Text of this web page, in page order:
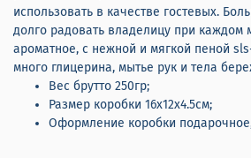
использовать в качестве гостевых.
долго радовать владелицу при каждом
ароматное, с нежной и мягкой пеной
много глицерина, мытье рук и тела
Вес брутто 250гр;
Размер коробки 16х12х4.5см;
Оформление коробки